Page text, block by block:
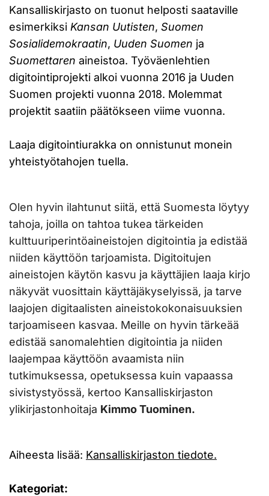
Kansalliskirjasto on tuonut helposti saataville
esimerkiksi Kansan Uutisten, Suomen
Sosialidemokraatin, Uuden Suomen ja
Suomettaren aineistoa. Työväenlehtien
digitointiprojekti alkoi vuonna 2016 ja Uuden
Suomen projekti vuonna 2018. Molemmat
projektit saatiin päätökseen viime vuonna.
Laaja digitointiurakka on onnistunut monein
yhteistyötahojen tuella.
Olen hyvin ilahtunut siitä, että Suomesta löytyy
tahoja, joilla on tahtoa tukea tärkeiden
kulttuuriperintöaineistojen digitointia ja edistää
niiden käyttöön tarjoamista. Digitoitujen
aineistojen käytön kasvu ja käyttäjien laaja kirjo
näkyvät vuosittain käyttäjäkyselyissä, ja tarve
laajojen digitaalisten aineistokokonaisuuksien
tarjoamiseen kasvaa. Meille on hyvin tärkeää
edistää sanomalehtien digitointia ja niiden
laajempaa käyttöön avaamista niin
tutkimuksessa, opetuksessa kuin vapaassa
sivistystyössä, kertoo Kansalliskirjaston
ylikirjastonhoitaja Kimmo Tuominen.
Aiheesta lisää: Kansalliskirjaston tiedote.
Kategoriat: